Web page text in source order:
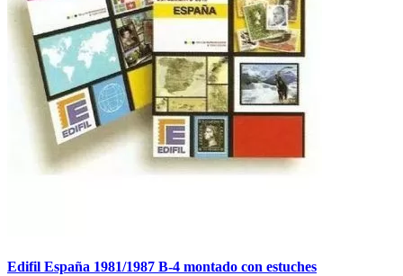
Edifil España 1981/1987 B-4 montado con estuches